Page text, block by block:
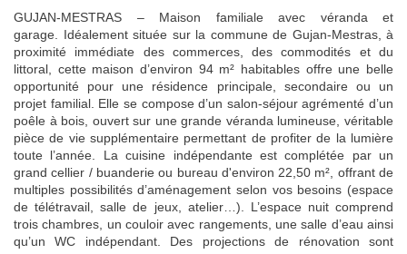
GUJAN-MESTRAS – Maison familiale avec véranda et
garage. Idéalement située sur la commune de Gujan-Mestras, à
proximité immédiate des commerces, des commodités et du
littoral, cette maison d’environ 94 m² habitables offre une belle
opportunité pour une résidence principale, secondaire ou un
projet familial. Elle se compose d’un salon-séjour agrémenté d’un
poêle à bois, ouvert sur une grande véranda lumineuse, véritable
pièce de vie supplémentaire permettant de profiter de la lumière
toute l’année. La cuisine indépendante est complétée par un
grand cellier / buanderie ou bureau d'environ 22,50 m², offrant de
multiples possibilités d’aménagement selon vos besoins (espace
de télétravail, salle de jeux, atelier…). L’espace nuit comprend
trois chambres, un couloir avec rangements, une salle d’eau ainsi
qu’un WC indépendant. Des projections de rénovation sont